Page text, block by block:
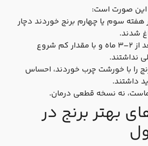
این صورت است:
هفته سوم یا چهارم برنج خوردند دچار
شدند.
افرادی که بعد از ۲–۳ ماه و با مقدار کم شروع
نداشتند.
را با خورشت چرب خوردند، احساس
داشتند.
نه نسخه قطعی درمان.
بهتر برنج در